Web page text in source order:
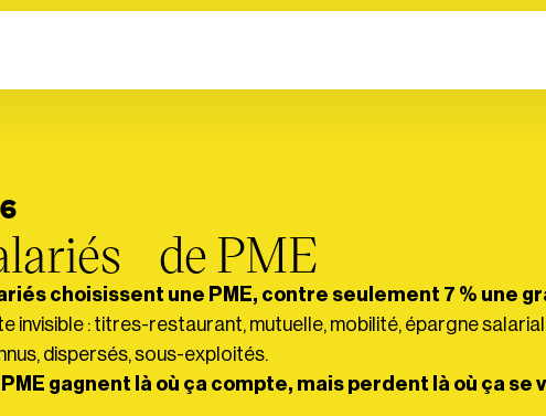
de PME
choisissent une PME, contre seulement 7 % une
: titres-restaurant, mutuelle, mobilité, épargne
dispersés, sous-exploités.
PME gagnent là où ça compte, mais perdent là où ça se